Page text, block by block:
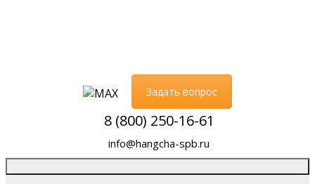
Задать вопрос
8 (800) 250-16-61
info@hangcha-spb.ru